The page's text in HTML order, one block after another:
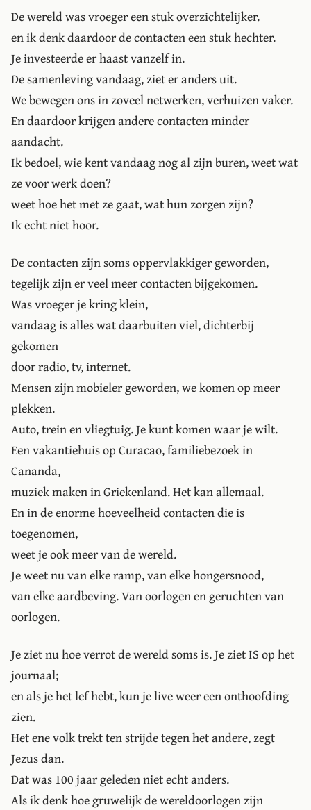
De wereld was vroeger een stuk overzichtelijker.
en ik denk daardoor de contacten een stuk hechter.
Je investeerde er haast vanzelf in.
De samenleving vandaag, ziet er anders uit.
We bewegen ons in zoveel netwerken, verhuizen vaker.
En daardoor krijgen andere contacten minder
aandacht.
Ik bedoel, wie kent vandaag nog al zijn buren, weet wat
ze voor werk doen?
weet hoe het met ze gaat, wat hun zorgen zijn?
Ik echt niet hoor.
De contacten zijn soms oppervlakkiger geworden,
tegelijk zijn er veel meer contacten bijgekomen.
Was vroeger je kring klein,
vandaag is alles wat daarbuiten viel, dichterbij
gekomen
door radio, tv, internet.
Mensen zijn mobieler geworden, we komen op meer
plekken.
Auto, trein en vliegtuig. Je kunt komen waar je wilt.
Een vakantiehuis op Curacao, familiebezoek in
Cananda,
muziek maken in Griekenland. Het kan allemaal.
En in de enorme hoeveelheid contacten die is
toegenomen,
weet je ook meer van de wereld.
Je weet nu van elke ramp, van elke hongersnood,
van elke aardbeving. Van oorlogen en geruchten van
oorlogen.
Je ziet nu hoe verrot de wereld soms is. Je ziet IS op het
journaal;
en als je het lef hebt, kun je live weer een onthoofding
zien.
Het ene volk trekt ten strijde tegen het andere, zegt
Jezus dan.
Dat was 100 jaar geleden niet echt anders.
Als ik denk hoe gruwelijk de wereldoorlogen zijn